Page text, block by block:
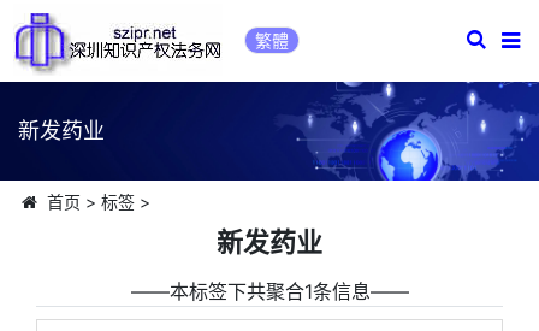
繁體
新发药业
首页 > 标签>
新发药业
――本标签下共聚合1条信息――